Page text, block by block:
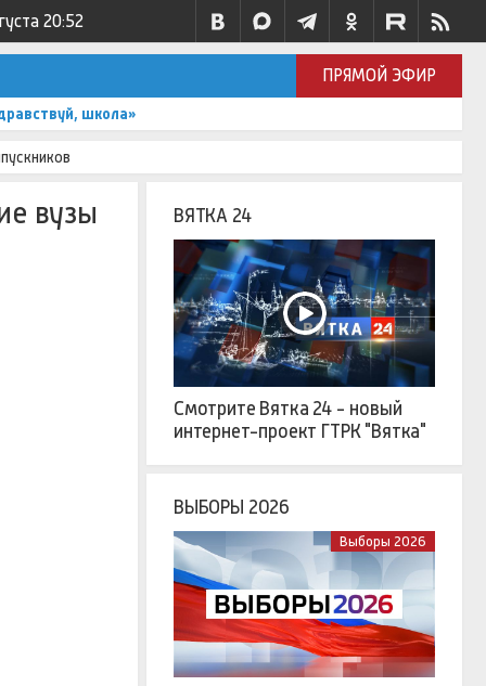
20:52
ПРЯМОЙ ЭФИР
школа»
вузы
ВЯТКА 24
Смотрите Вятка 24 - новый
интернет-проект ГТРК "Вятка"
ВЫБОРЫ 2026
Выборы 2026